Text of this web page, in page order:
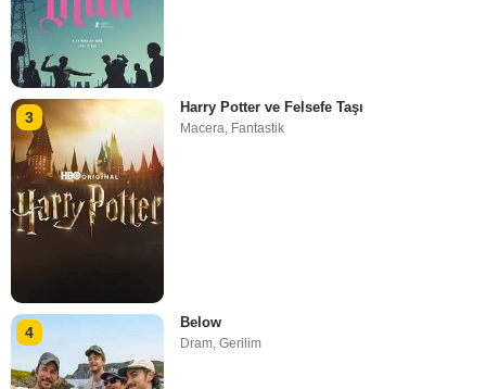
3
Harry Potter ve Felsefe Taşı
Macera, Fantastik
4
Below
Dram,Gerilim